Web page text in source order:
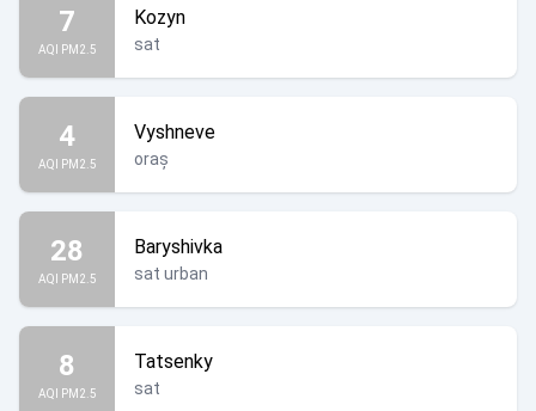
7
AQI PM2.5
Kozyn
sat
4
AQI PM2.5
Vyshneve
oraș
28
AQI PM2.5
Baryshivka
sat urban
8
AQI PM2.5
Tatsenky
sat